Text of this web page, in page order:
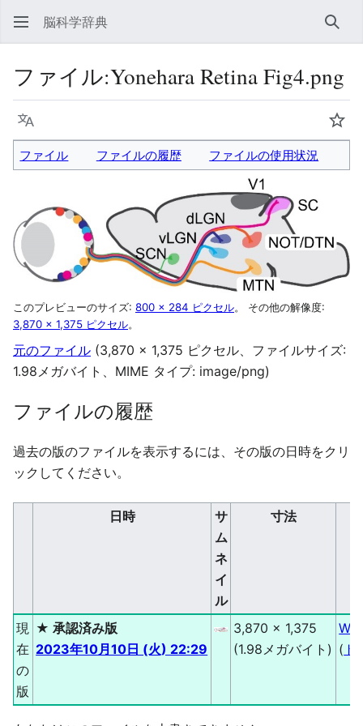
脳科学辞典 検索
ファイル:Yonehara Retina Fig4.png
言語 ウ
ファイル ファイルの履歴 ファイルの使用状況
このプレビューのサイズ: 800 × 284 ピクセル。 その他の解像度:
3,870 × 1,375 ピクセル。
元のファイル (3,870 × 1,375 ピクセル、ファイルサイズ:
1.98メガバイト、MIME タイプ: image/png)
ファイルの履歴
過去の版のファイルを表示するには、その版の日時をクリ
ックしてください。
日時
サ
ム
ネ
イ
ル
寸法
現
在
の
版
★ 承認済み版
2023年10月10日 (火) 22:29
3,870 × 1,375
(1.98メガバイト) ( ト